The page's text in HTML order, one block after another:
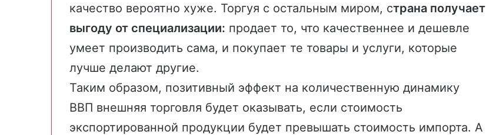
качество вероятно хуже. Торгуя с остальным миром, страна получает
выгоду от специализации: продает то, что качественнее и дешевле
умеет производить сама, и покупает те товары и услуги, которые
лучше делают другие.
Таким образом, позитивный эффект на количественную динамику
ВВП внешняя торговля будет оказывать, если стоимость
экспортированной продукции будет превышать стоимость импорта. А